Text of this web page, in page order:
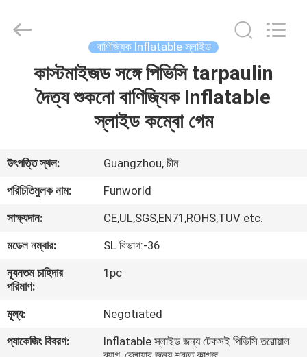
ভিডিও
সম্পর্কে
কারখানা
মান
Limited.
বাণিজ্যিক Inflatable স্লাইড
কাস্টমাইজড সঙ্গে পিভিসি tarpaulin
দৈত্য শুকনো বাণিজ্যিক Inflatable
স্লাইড কম্বো গেম
উৎপত্তি স্থল:
Guangzhou, চীন
পরিচিতিমুলক নাম:
Funworld
সাক্ষ্যদান:
CE,UL,SGS,EN71,ROHS,TUV etc.
মডেল নম্বার:
SL বিভাগ:-36
ন্যূনতম চাহিদার
পরিমাণ:
1pc
মূল্য:
Negotiated
প্যাকেজিং বিবরণ:
Inflatable স্লাইড জন্য টেকসই পিভিসি তরোয়াল